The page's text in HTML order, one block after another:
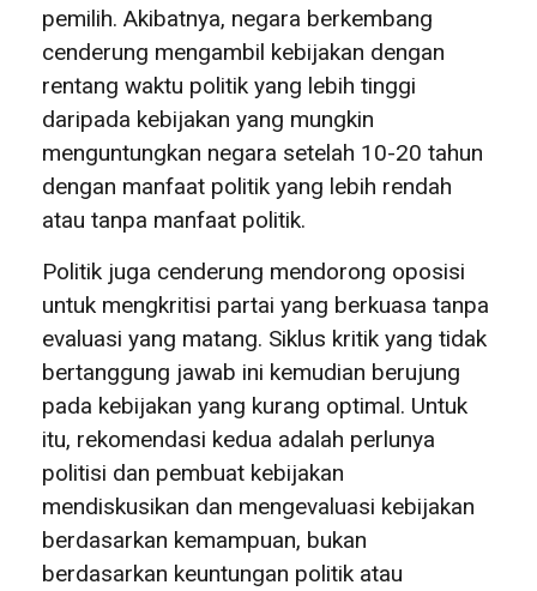
pemilih. Akibatnya, negara berkembang
cenderung mengambil kebijakan dengan
rentang waktu politik yang lebih tinggi
daripada kebijakan yang mungkin
menguntungkan negara setelah 10-20 tahun
dengan manfaat politik yang lebih rendah
atau tanpa manfaat politik.
Politik juga cenderung mendorong oposisi
untuk mengkritisi partai yang berkuasa tanpa
evaluasi yang matang. Siklus kritik yang tidak
bertanggung jawab ini kemudian berujung
pada kebijakan yang kurang optimal. Untuk
itu, rekomendasi kedua adalah perlunya
politisi dan pembuat kebijakan
mendiskusikan dan mengevaluasi kebijakan
berdasarkan kemampuan, bukan
berdasarkan keuntungan politik atau